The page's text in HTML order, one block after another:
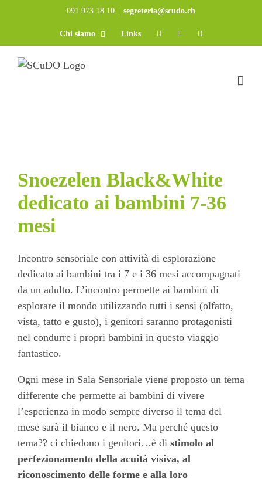
091 973 18 10 segreteria@scudo.ch
Chi siamo Links
Snoezelen Black&White
dedicato ai bambini 7-36
mesi
Incontro sensoriale con attività di esplorazione
dedicato ai bambini tra i 7 e i 36 mesi accompagnati
da un adulto. L’incontro permette ai bambini di
esplorare il mondo utilizzando tutti i sensi (olfatto,
vista, tatto e gusto), i genitori saranno protagonisti
nel condurre i propri bambini in questo viaggio
fantastico.
Ogni mese in Sala Sensoriale viene proposto un tema
differente che permette ai bambini di vivere
l’esperienza in modo sempre diverso il tema del
mese sarà il bianco e il nero. Ma perché questo
tema?? ci chiedono i genitori…è di stimolo al
perfezionamento della acuità visiva, al
riconoscimento delle forme e alla loro